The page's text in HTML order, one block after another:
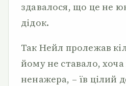
здавалося, що це не
дідок.
Так Нейл пролежав
йому не ставало, хоча
ненажера, – їв цілий